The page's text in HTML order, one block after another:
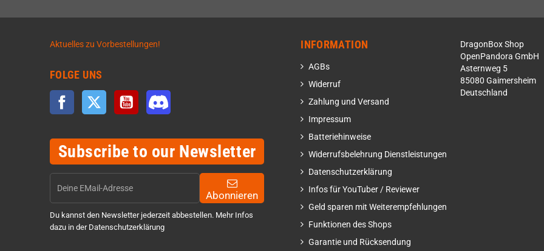
Aktuelles zu Vorbestellungen!
FOLGE UNS
Facebook Twitter YouTube
Subscribe to our Newsletter
Abonnieren
Du kannst den Newsletter jederzeit abbestellen. Mehr Infos
dazu in der Datenschutzerklärung
INFORMATION
AGBs
Widerruf
Zahlung und Versand
Impressum
Batteriehinweise
Widerrufsbelehrung Dienstleistungen
Datenschutzerklärung
Infos für YouTuber / Reviewer
Geld sparen mit Weiterempfehlungen
Funktionen des Shops
Garantie und Rücksendung
DragonBox Shop
OpenPandora GmbH
Asternweg 5
85080 Gaimersheim
Deutschland